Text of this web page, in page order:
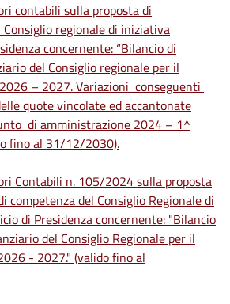
contabili sulla proposta di
regionale di iniziativa
concernente: “Bilancio di
del Consiglio regionale per il
– 2027. Variazioni conseguenti
quote vincolate ed accantonate
di amministrazione 2024 – 1^
fino al 31/12/2030).
Contabili n. 105/2024 sulla proposta
competenza del Consiglio Regionale di
di Presidenza concernente: "Bilancio
del Consiglio Regionale per il
- 2027." (valido fino al